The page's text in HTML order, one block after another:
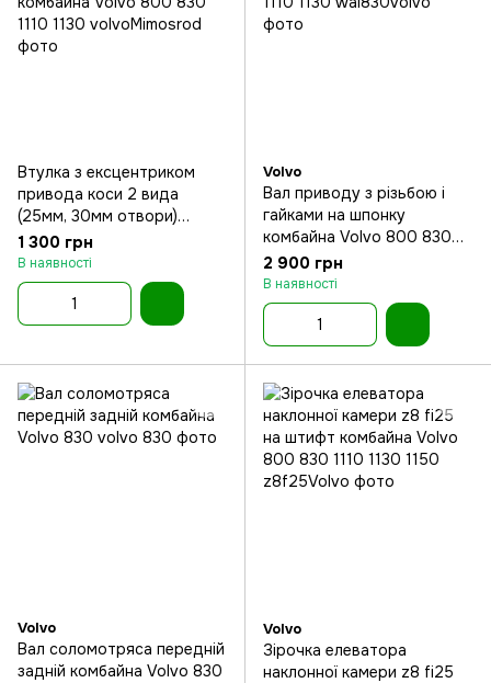
Втулка з ексцентриком
привода коси 2 вида
(25мм, 30мм отвори)
комбайна Volvo 800 830
1110 1130
1 300 грн
В наявності
Volvo
Вал приводу з різьбою і
гайками на шпонку
комбайна Volvo 800 830
1110 1130
2 900 грн
В наявності
Volvo
Вал соломотряса передній
задній комбайна Volvo 830
Volvo
Зірочка елеватора
наклонної камери z8 fi25